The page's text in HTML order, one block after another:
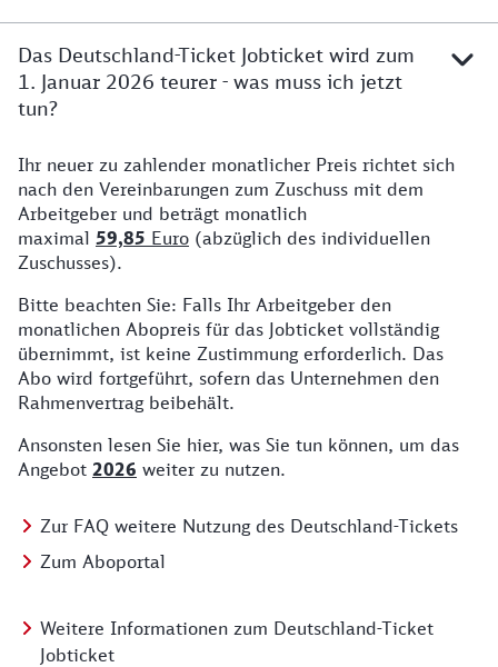
Das Deutschland-Ticket Jobticket wird zum
1. Januar 2026 teurer - was muss ich jetzt
tun?
Ihr neuer zu zahlender monatlicher Preis richtet sich
nach den Vereinbarungen zum Zuschuss mit dem
Arbeitgeber und beträgt monatlich
maximal 59,85 Euro (abzüglich des individuellen
Zuschusses).
Bitte beachten Sie: Falls Ihr Arbeitgeber den
monatlichen Abopreis für das Jobticket vollständig
übernimmt, ist keine Zustimmung erforderlich. Das
Abo wird fortgeführt, sofern das Unternehmen den
Rahmenvertrag beibehält.
Ansonsten lesen Sie hier, was Sie tun können, um das
Angebot 2026 weiter zu nutzen.
Zur FAQ weitere Nutzung des Deutschland-Tickets
Zum Aboportal
Weitere Informationen zum Deutschland-Ticket
Jobticket